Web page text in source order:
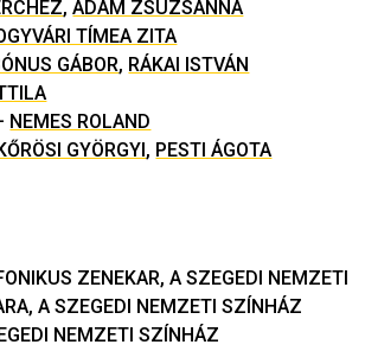
,ÁDÁM ZSUZSANNA
TÍMEA ZITA
GÁBOR, RÁKAI ISTVÁN
NEMES ROLAND
GYÖRGYI , PESTI ÁGOTA
ZENEKAR, A SZEGEDI NEMZETI
A SZEGEDI NEMZETI SZÍNHÁZ
NEMZETI SZÍNHÁZ